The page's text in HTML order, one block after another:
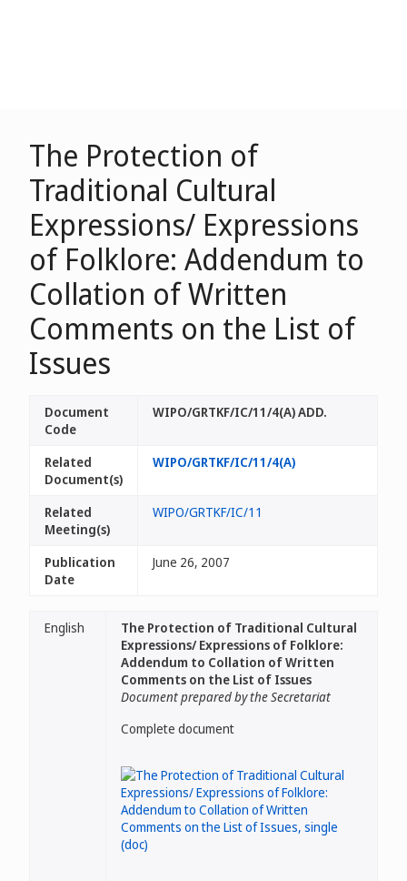
The Protection of
Traditional Cultural
Expressions/ Expressions
of Folklore: Addendum to
Collation of Written
Comments on the List of
Issues
Document
Code
WIPO/GRTKF/IC/11/4(A) ADD.
Related
Document(s)
WIPO/GRTKF/IC/11/4(A)
Related
Meeting(s)
WIPO/GRTKF/IC/11
Publication
Date
June 26, 2007
English
The Protection of Traditional Cultural
Expressions/ Expressions of Folklore:
Addendum to Collation of Written
Comments on the List of Issues
Document prepared by the Secretariat
Complete document